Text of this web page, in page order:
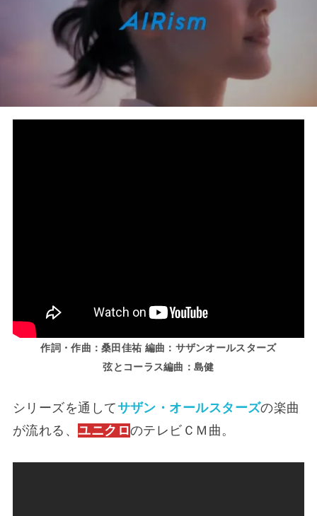
作詞・作曲：桑田佳祐 編曲：サザンオールスターズ
弦とコーラス編曲：島健
シリーズを通してサザン・オールスターズの楽曲
が流れる、ユニクロのテレビＣＭ曲。